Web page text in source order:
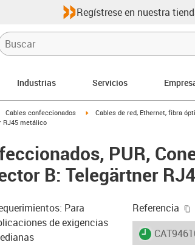
Regístrese en nuestra
Industrias Servicios
icon-arrow-right
Cables confeccionados igus-icon-arrow-right
Cables de red, Ethernet, fibra
RJ45 metálico
PUR,
B: Telegärtner
Para
de exigencias
Referencia
igus-icon-